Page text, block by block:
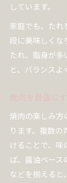
しています。
家庭でも、た
段に美味しくな
たれ、脂身が
と、バランスよ
焼肉を最強に
焼肉の楽しみ方
ります。複数
けることで、味
ば、醤油ベー
などを揃えると